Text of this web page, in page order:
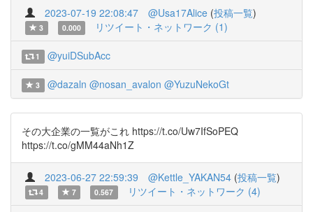
2023-07-19 22:08:47 @Usa17Alice (投稿一覧)
3 0.000 リツイート・ネットワーク (1)
1 @yuiDSubAcc
3 @dazaln @nosan_avalon @YuzuNekoGt
その大企業の一覧がこれ https://t.co/Uw7IfSoPEQ
https://t.co/gMM44aNh1Z
2023-06-27 22:59:39 @Kettle_YAKAN54 (投稿一覧)
4 7 0.567 リツイート・ネットワーク (4)